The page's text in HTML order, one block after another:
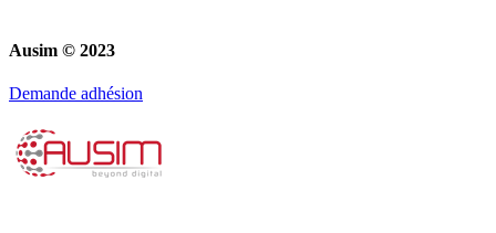
Ausim © 2023
Demande adhésion